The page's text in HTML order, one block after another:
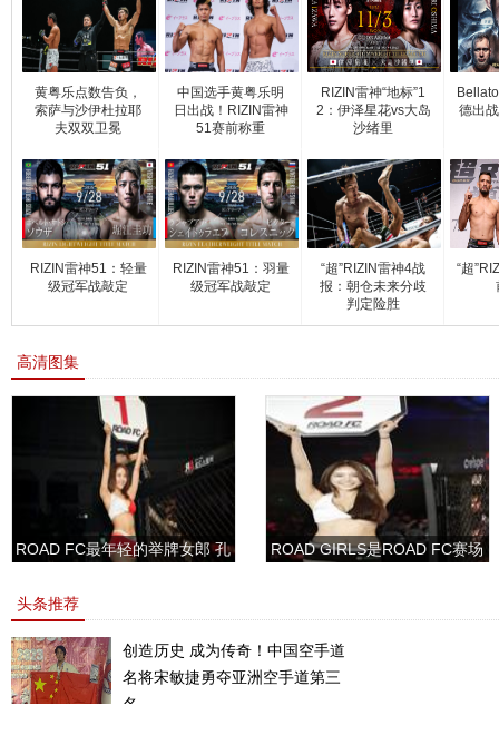
黄粤乐点数告负，
索萨与沙伊杜拉耶
夫双双卫冕
中国选手黄粤乐明
日出战！RIZIN雷神
51赛前称重
RIZIN雷神“地标”1
2：伊泽星花vs大岛
沙绪里
德出
RIZIN雷神51：轻量
级冠军战敲定
RIZIN雷神51：羽量
级冠军战敲定
“超”RIZIN雷神4战
报：朝仓未来分歧
判定险胜
“超
高清图集
ROAD FC最年轻的举牌女郎 孔
ROAD GIRLS是ROAD FC赛场
头条推荐
创造历史 成为传奇！中国空手道
名将宋敏捷勇夺亚洲空手道第三
名。